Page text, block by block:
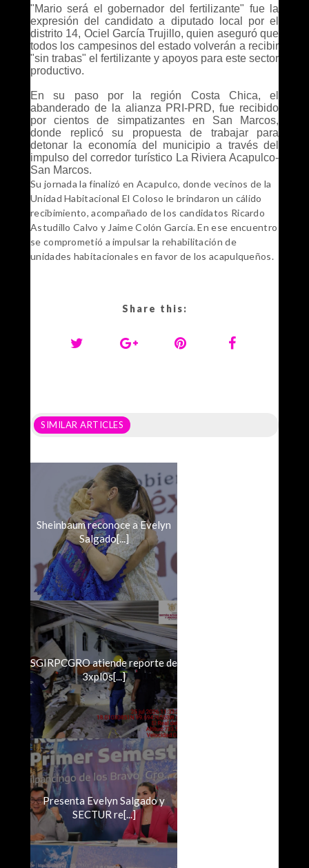
"Mario será el gobernador del fertilizante" fue la
expresión del candidato a diputado local por el
distrito 14, Ociel García Trujillo, quien aseguró que
todos los campesinos del estado volverán a recibir
"sin trabas" el fertilizante y apoyos para este sector
productivo.
En su paso por la región Costa Chica, el
abanderado de la alianza PRI-PRD, fue recibido
por cientos de simpatizantes en San Marcos,
donde replicó su propuesta de trabajar para
detonar la economía del municipio a través del
impulso del corredor turístico La Riviera Acapulco-
San Marcos.
Su jornada la finalizó en Acapulco, donde vecinos de la
Unidad Habitacional El Coloso le brindaron un cálido
recibimiento, acompañado de los candidatos Ricardo
Astudillo Calvo y Jaime Colón García. En ese encuentro
se comprometió a impulsar la rehabilitación de
unidades habitacionales en favor de los acapulqueños.
Share this:
SIMILAR ARTICLES
Sheinbaum reconoce a Evelyn
Salgado[...]
SGIRPCGRO atiende reporte de
3xpl0s[...]
Presenta Evelyn Salgado y
SECTUR re[...]